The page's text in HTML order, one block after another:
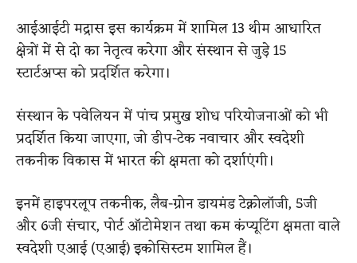
आईआईटी मद्रास इस कार्यक्रम में शामिल 13 थीम आधारित
क्षेत्रों में से दो का नेतृत्व करेगा और संस्थान से जुड़े 15
स्टार्टअप्स को प्रदर्शित करेगा।
संस्थान के पवेलियन में पांच प्रमुख शोध परियोजनाओं को भी
प्रदर्शित किया जाएगा, जो डीप-टेक नवाचार और स्वदेशी
तकनीक विकास में भारत की क्षमता को दर्शाएंगी।
इनमें हाइपरलूप तकनीक, लैब-ग्रोन डायमंड टेक्नोलॉजी, 5जी
और 6जी संचार, पोर्ट ऑटोमेशन तथा कम कंप्यूटिंग क्षमता वाले
स्वदेशी एआई (एआई) इकोसिस्टम शामिल हैं।